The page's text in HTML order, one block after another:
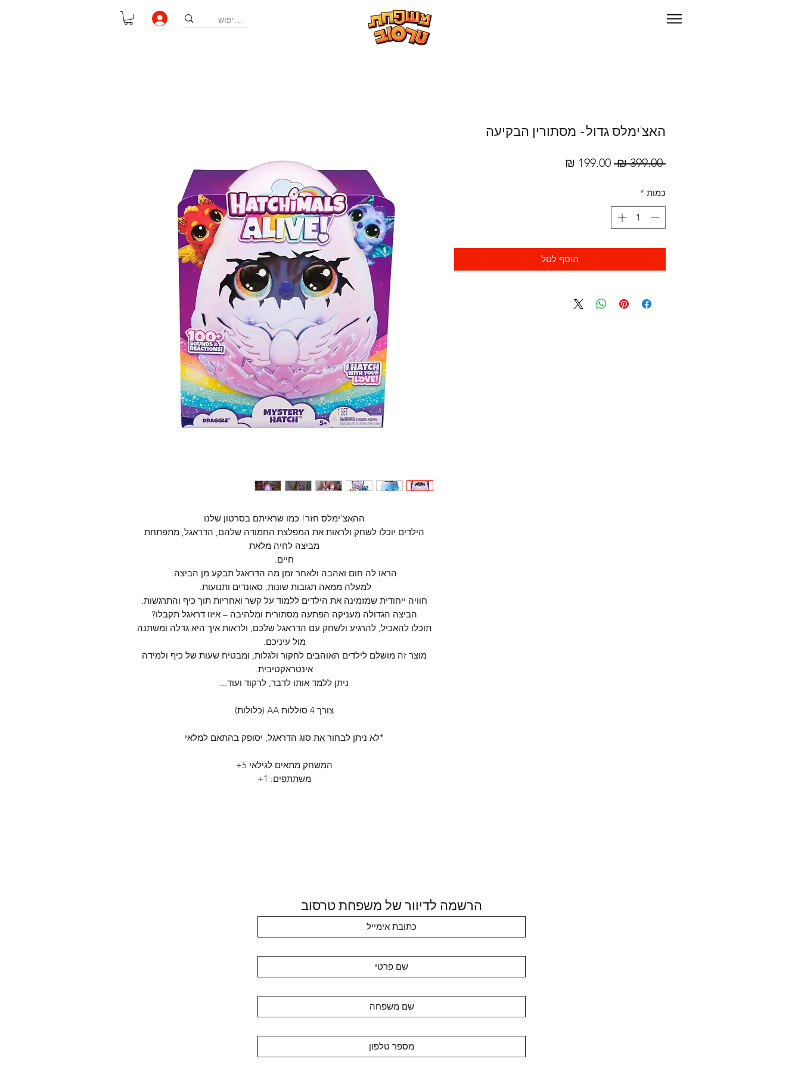
ההאצ'ימלס חזר! כמו שראיתם בסרטון שלנו
הילדים יוכלו לשחק ולראות את המפלצת החמודה שלהם, הדראגל , מתפתחת
מביצה לחיה מלאת
חיים.
הראו לה חום ואהבה ולאחר זמן מה הדראגל תבקע מן הביצה.
למעלה ממאה תגובות שונות, סאונדים ותנועות.
חוויה ייחודית שמזמינה את הילדים ללמוד על קשר ואחריות תוך כיף והתרגשות.
הביצה הגדולה מעניקה הפתעה מסתורית ומלהיבה – איזו דראגל תקבלו?
תוכלו להאכיל, להרגיע ולשחק עם הדראגל שלכם, ולראות איך היא גדלה ומשתנה
מול עיניכם.
מוצר זה מושלם לילדים האוהבים לחקור ולגלות, ומבטיח שעות של כיף ולמידה
אינטראקטיבית.
ניתן ללמד אותו לדבר, לרקוד ועוד...
צורך 4 סוללות AA (כלולות)
*לא ניתן לבחור את סוג הדראגל, יסופק בהתאם למלאי
המשחק מתאים לגילאי 5+
משתתפים: 1+
האצ'ימלס גדול- מסתורין הבקיעה
‏399.00 ‏₪
מחיר
כמות *
הוסף לסל
הרשמה לדיוור של משפחת טרסוב